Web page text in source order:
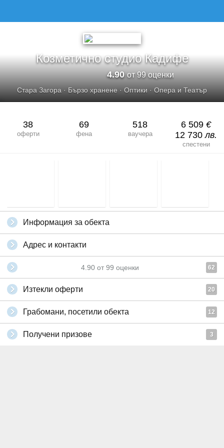
Козметично студио Кадифе
4.90от 99 оценки
Стара Загора · Бързо хранене · Оптики · Опера и Театър
38
оферти
69
фена
518
ваучера
6 509 €
12 730лв.
спестени
Информация за обекта
Адрес и контакти
4.90 от 99 оценки 62
Изтекли оферти 20
Грабомани, посетили обекта 12
Получени призове 3